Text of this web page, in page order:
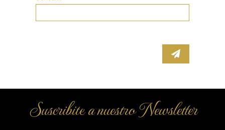
Suscribite a nuestro Newsletter